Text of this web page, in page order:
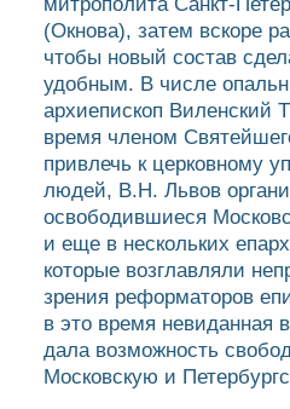
(Окнова), затем вскоре
чтобы новый состав
удобным. В числе
архиепископ Виленский
время членом
привлечь к церковному
людей, В.Н. Львов
освободившиеся
и еще в нескольких
которые возглавляли
зрения реформаторов
в это время невиданная
дала возможность
Московскую и